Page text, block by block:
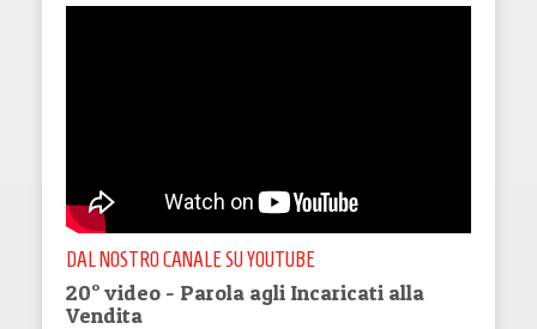
DAL NOSTRO CANALE SU YOUTUBE
20° video - Parola agli Incaricati alla
Vendita